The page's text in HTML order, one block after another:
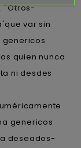
"Otros-
var sin
quien nunca
ni desdes
genericos
deseados-